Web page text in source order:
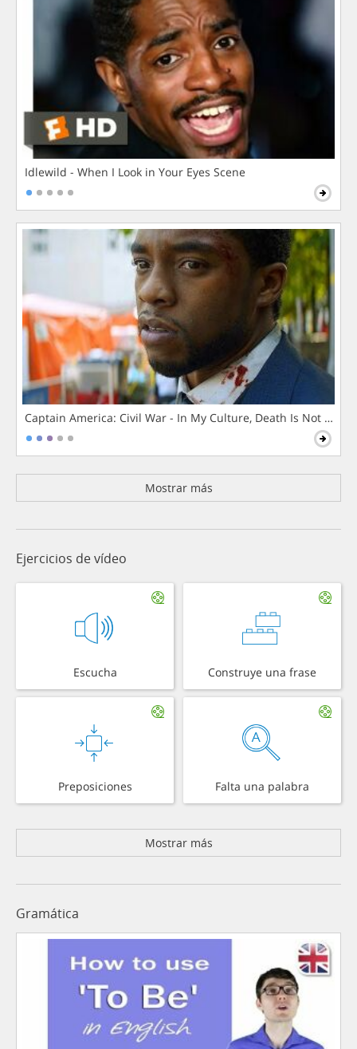
Idlewild - When I Look in Your Eyes Scene
Captain America: Civil War - In My Culture, Death Is Not The
Mostrar más
Ejercicios de vídeo
Escucha Construye una frase
Preposiciones Falta una palabra
Mostrar más
Gramática